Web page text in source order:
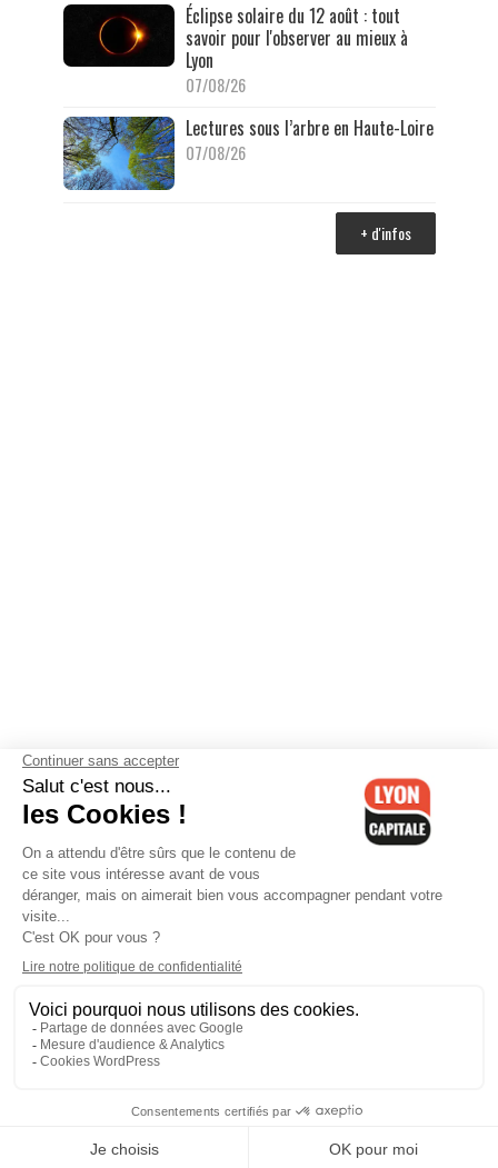
Éclipse solaire du 12 août : tout
savoir pour l'observer au mieux à
Lyon
07/08/26
Lectures sous l’arbre en Haute-Loire
07/08/26
+ d'infos
Contactez-nous-Mentions légales-CGV-Politique de
confidentialité-Gestion des cookies
Cedex 06